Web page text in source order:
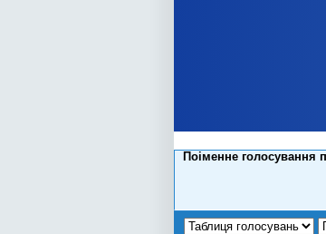
Поіменне голосування